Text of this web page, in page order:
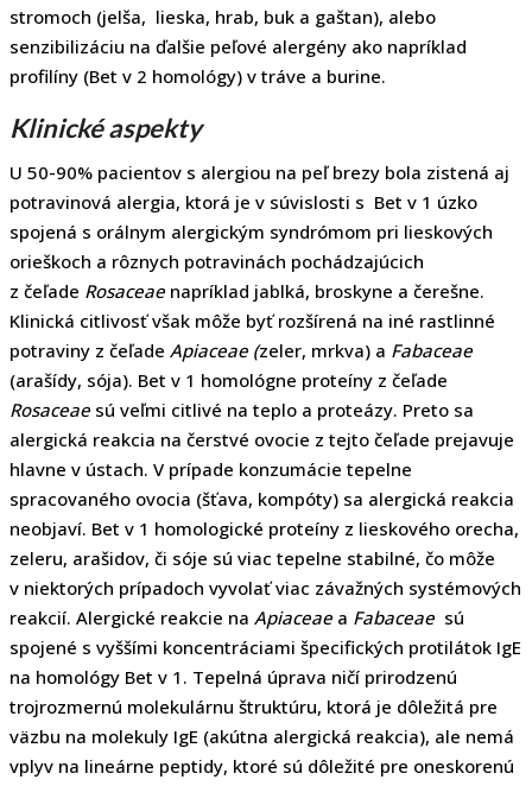
stromoch (jelša, lieska, hrab, buk a gaštan), alebo
senzibilizáciu na ďalšie peľové alergény ako napríklad
profilíny (Bet v 2 homológy) v tráve a burine.
Klinické aspekty
U 50-90% pacientov s alergiou na peľ brezy bola zistená aj
potravinová alergia, ktorá je v súvislosti s Bet v 1 úzko
spojená s orálnym alergickým syndrómom pri lieskových
orieškoch a rôznych potravinách pochádzajúcich
z čeľade Rosaceae napríklad jablká, broskyne a čerešne.
Klinická citlivosť však môže byť rozšírená na iné rastlinné
potraviny z čeľade Apiaceae (zeler, mrkva) a Fabaceae
(arašídy, sója). Bet v 1 homológne proteíny z čeľade
Rosaceae sú veľmi citlivé na teplo a proteázy. Preto sa
alergická reakcia na čerstvé ovocie z tejto čeľade prejavuje
hlavne v ústach. V prípade konzumácie tepelne
spracovaného ovocia (šťava, kompóty) sa alergická reakcia
neobjaví. Bet v 1 homologické proteíny z lieskového orecha,
zeleru, arašidov, či sóje sú viac tepelne stabilné, čo môže
v niektorých prípadoch vyvolať viac závažných systémových
reakcií. Alergické reakcie na Apiaceae a Fabaceae sú
spojené s vyššími koncentráciami špecifických protilátok IgE
na homológy Bet v 1. Tepelná úprava ničí prirodzenú
trojrozmernú molekulárnu štruktúru, ktorá je dôležitá pre
väzbu na molekuly IgE (akútna alergická reakcia), ale nemá
vplyv na lineárne peptidy, ktoré sú dôležité pre oneskorenú